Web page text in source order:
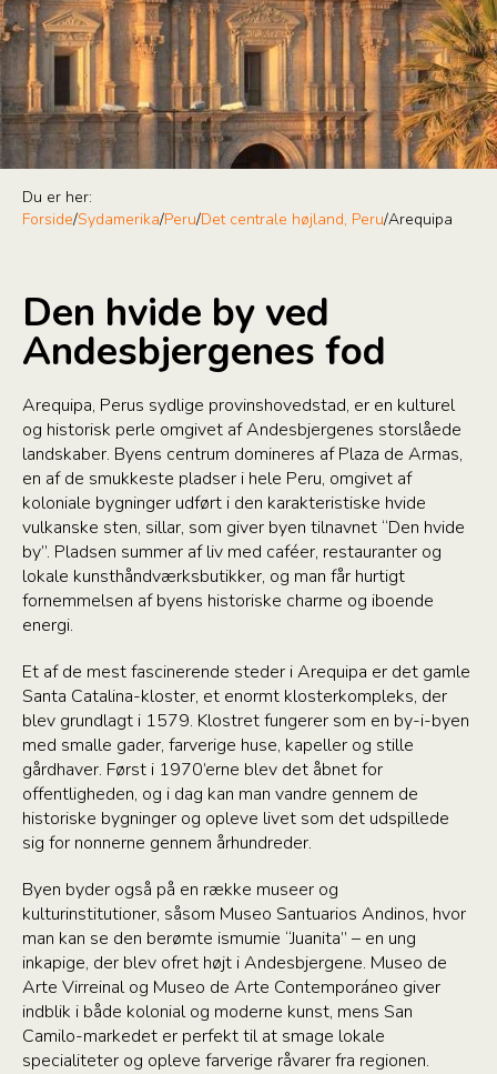
Du er her:
Forside/Sydamerika/Peru/Det centrale højland, Peru/Arequipa
Den hvide by ved
Andesbjergenes fod
Arequipa, Perus sydlige provinshovedstad, er en kulturel
og historisk perle omgivet af Andesbjergenes storslåede
landskaber. Byens centrum domineres af Plaza de Armas,
en af de smukkeste pladser i hele Peru, omgivet af
koloniale bygninger udført i den karakteristiske hvide
vulkanske sten, sillar, som giver byen tilnavnet “Den hvide
by”. Pladsen summer af liv med caféer, restauranter og
lokale kunsthåndværksbutikker, og man får hurtigt
fornemmelsen af byens historiske charme og iboende
energi.
Et af de mest fascinerende steder i Arequipa er det gamle
Santa Catalina-kloster, et enormt klosterkompleks, der
blev grundlagt i 1579. Klostret fungerer som en by-i-byen
med smalle gader, farverige huse, kapeller og stille
gårdhaver. Først i 1970’erne blev det åbnet for
offentligheden, og i dag kan man vandre gennem de
historiske bygninger og opleve livet som det udspillede
sig for nonnerne gennem århundreder.
Byen byder også på en række museer og
kulturinstitutioner, såsom Museo Santuarios Andinos, hvor
man kan se den berømte ismumie “Juanita” – en ung
inkapige, der blev ofret højt i Andesbjergene. Museo de
Arte Virreinal og Museo de Arte Contemporáneo giver
indblik i både kolonial og moderne kunst, mens San
Camilo-markedet er perfekt til at smage lokale
specialiteter og opleve farverige råvarer fra regionen.